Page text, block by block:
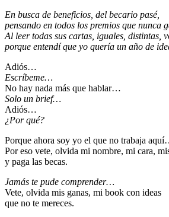
En busca de beneficios, del becario pasé,
pensando en todos los premios que nunca
Al leer todas sus cartas, iguales, distintas,
porque entendí que yo quería un año de
Adiós…
Escríbeme…
No hay nada más que hablar…
Solo un brief…
Adiós…
¿Por qué?
Porque ahora soy yo el que no trabaja
Por eso vete, olvida mi nombre, mi cara,
y paga las becas.
Jamás te pude comprender…
Vete, olvida mis ganas, mi book con ideas
que no te mereces.